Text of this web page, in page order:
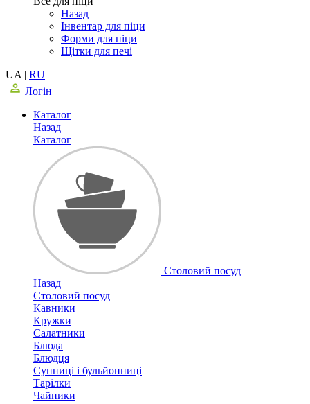
Назад
Інвентар для піци
Форми для піци
Щітки для печі
UA | RU
Логін
Каталог
Назад
Каталог
Столовий посуд
Назад
Столовий посуд
Кавники
Кружки
Салатники
Блюда
Блюдця
Супниці і бульйонниці
Тарілки
Чайники